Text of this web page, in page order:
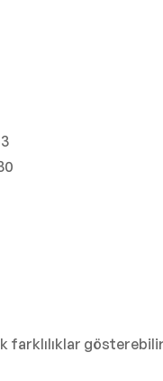
farklılıklar